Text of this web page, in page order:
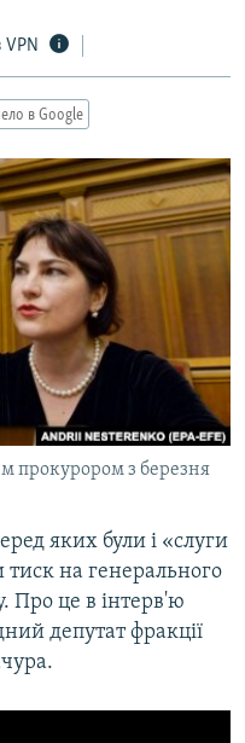
VPN
в Google
прокурором з березня
яких були і «слуги
на генерального
Про це в інтерв'ю
депутат фракції